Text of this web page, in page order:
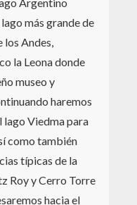
más grande de
Andes,
la Leona donde
museo y
haremos
lago Viedma para
como también
típicas de la
Roy y Cerro Torre
hacia el